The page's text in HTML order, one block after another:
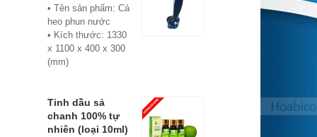
• Tên sản phẩm: Cá
heo phun nước
• Kích thước: 1330
x 1100 x 400 x 300
(mm)
Composite
• Phân phối:
Hoabico
Tinh dầu sả
chanh 100% tự
nhiên (loại 10ml)